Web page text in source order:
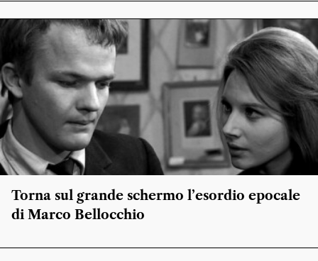
Torna sul grande schermo l’esordio epocale
di Marco Bellocchio